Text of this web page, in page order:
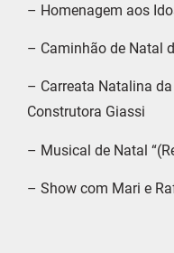
– Homenagem aos
– Caminhão de Natal
– Carreata Natalina
Construtora Giassi
– Musical de Natal
– Show com Mari e